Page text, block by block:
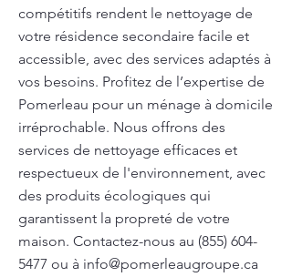
compétitifs rendent le nettoyage de
votre résidence secondaire facile et
accessible, avec des services adaptés à
vos besoins. Profitez de l’expertise de
Pomerleau pour un ménage à domicile
irréprochable. Nous offrons des
services de nettoyage efficaces et
respectueux de l'environnement, avec
des produits écologiques qui
garantissent la propreté de votre
maison. Contactez-nous au (855) 604-
5477 ou à info@pomerleaugroupe.ca